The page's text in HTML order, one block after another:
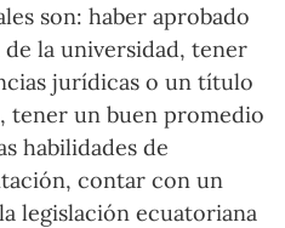
son: haber aprobado
la universidad, tener
jurídicas o un título
tener un buen promedio
habilidades de
contar con un
legislación ecuatoriana